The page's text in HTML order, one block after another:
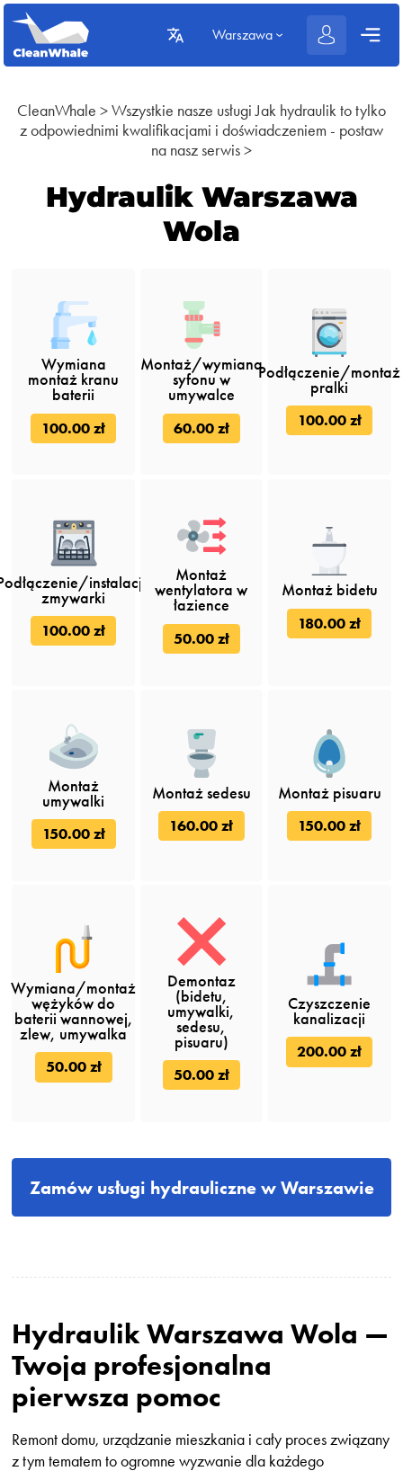
Warszawa
CleanWhale >Wszystkie nasze usługi Jak hydraulik to tylko
z odpowiednimi kwalifikacjami i doświadczeniem - postaw
na nasz serwis>
Hydraulik Warszawa
Wola
Wymiana
montaż kranu
baterii
100.00 zł
Montaż/wymiana
syfonu w
umywalce
60.00 zł
Podłączenie/montaż
pralki
100.00 zł
instalacja
zmywarki
100.00 zł
Montaż
wentylatora w
łazience
50.00 zł
Montaż bidetu
180.00 zł
Montaż
umywalki
150.00 zł
Montaż sedesu
160.00 zł
Montaż pisuaru
150.00 zł
Wymiana/montaż
wężyków do
baterii wannowej,
zlew, umywalka
50.00 zł
Demontaz
(bidetu,
umywalki,
sedesu,
pisuaru)
50.00 zł
Czyszczenie
kanalizacji
200.00 zł
Zamów usługi hydrauliczne w Warszawie
Hydraulik Warszawa Wola —
Twoja profesjonalna
pierwsza pomoc
Remont domu, urządzanie mieszkania i cały proces związany
z tym tematem to ogromne wyzwanie dla każdego